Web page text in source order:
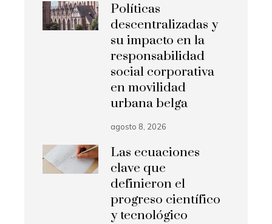
Políticas
descentralizadas y
su impacto en la
responsabilidad
social corporativa
en movilidad
urbana belga
agosto 8, 2026
Las ecuaciones
clave que
definieron el
progreso científico
y tecnológico